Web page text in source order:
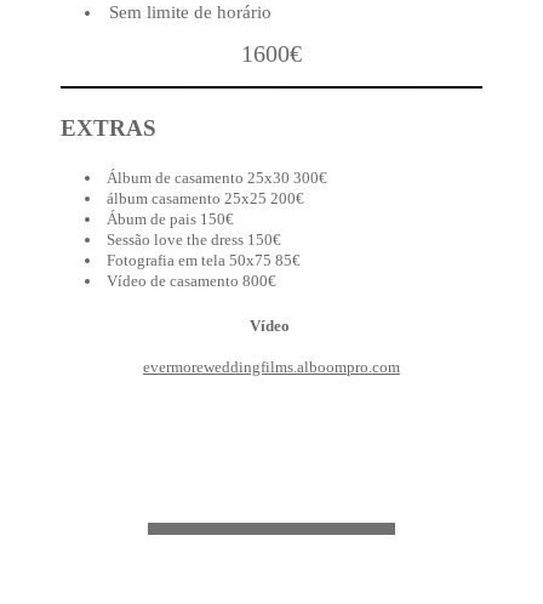
Sem limite de horário
1600€
EXTRAS
Álbum de casamento 25x30 300€
álbum casamento 25x25 200€
Ábum de pais 150€
Sessão love the dress 150€
Fotografia em tela 50x75 85€
Vídeo de casamento 800€
Vídeo
evermoreweddingfilms.alboompro.com